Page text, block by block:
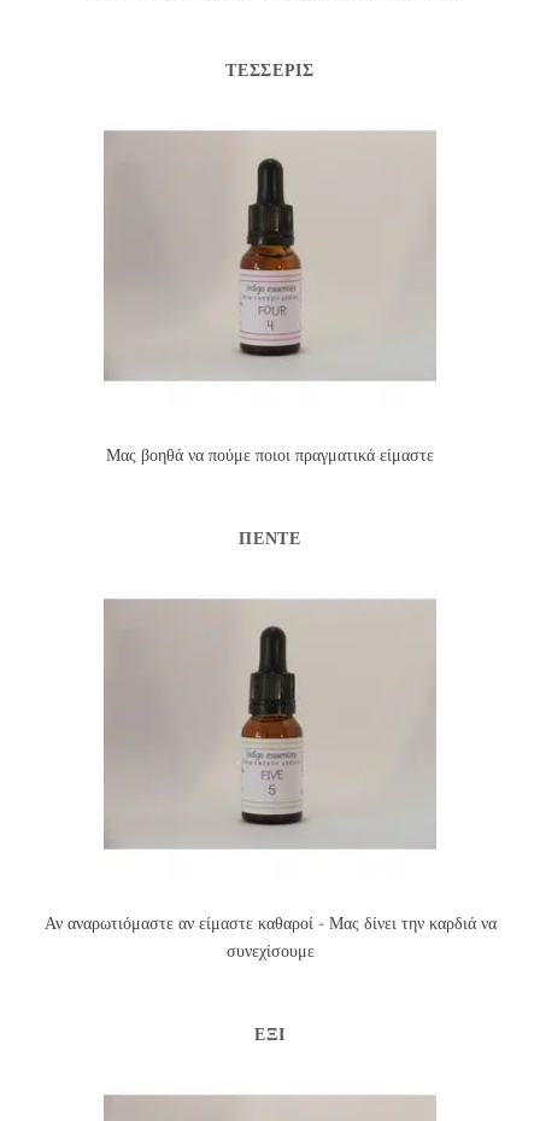
ΤΈΣΣΕΡΙΣ
Μας βοηθά να πούμε ποιοι πραγματικά είμαστε
ΠΈΝΤΕ
Αν αναρωτιόμαστε αν είμαστε καθαροί - Μας δίνει την καρδιά να
συνεχίσουμε
ΈΞΙ